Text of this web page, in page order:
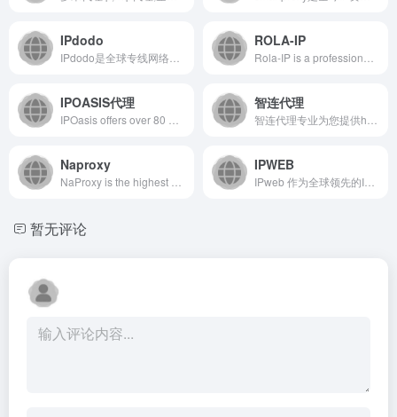
IPdodo ROLA-IP
IPOASIS代理 智连代理
Naproxy IPWEB
暂无评论